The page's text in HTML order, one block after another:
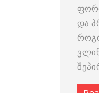
და